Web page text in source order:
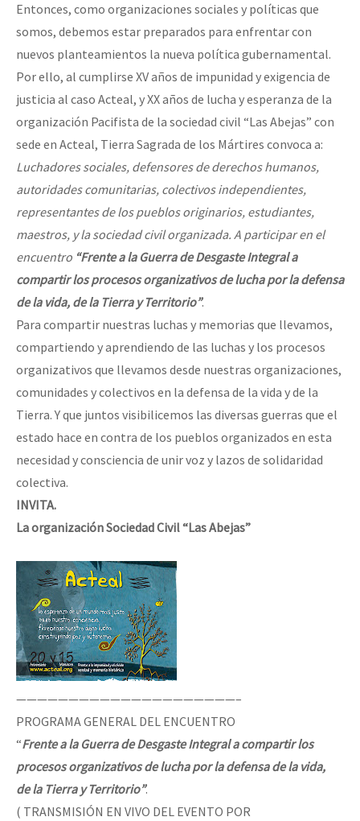
Entonces, como organizaciones sociales y políticas que
somos, debemos estar preparados para enfrentar con
nuevos planteamientos la nueva política gubernamental.
Por ello, al cumplirse XV años de impunidad y exigencia de
justicia al caso Acteal, y XX años de lucha y esperanza de la
organización Pacifista de la sociedad civil “Las Abejas” con
sede en Acteal, Tierra Sagrada de los Mártires convoca a:
Luchadores sociales, defensores de derechos humanos,
autoridades comunitarias, colectivos independientes,
representantes de los pueblos originarios, estudiantes,
maestros, y la sociedad civil organizada. A participar en el
encuentro “Frente a la Guerra de Desgaste Integral a
compartir los procesos organizativos de lucha por la defensa
de la vida, de la Tierra y Territorio”.
Para compartir nuestras luchas y memorias que llevamos,
compartiendo y aprendiendo de las luchas y los procesos
organizativos que llevamos desde nuestras organizaciones,
comunidades y colectivos en la defensa de la vida y de la
Tierra. Y que juntos visibilicemos las diversas guerras que el
estado hace en contra de los pueblos organizados en esta
necesidad y consciencia de unir voz y lazos de solidaridad
colectiva.
INVITA.
La organización Sociedad Civil “Las Abejas”
—————————————————————–
PROGRAMA GENERAL DEL ENCUENTRO
“Frente a la Guerra de Desgaste Integral a compartir los
procesos organizativos de lucha por la defensa de la vida,
de la Tierra y Territorio”.
( TRANSMISIÓN EN VIVO DEL EVENTO POR